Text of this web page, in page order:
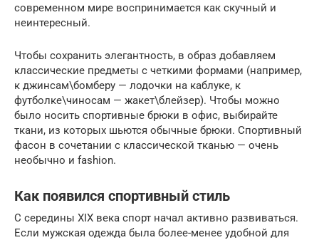
современном мире воспринимается как скучный и
неинтересный.
Чтобы сохранить элегантность, в образ добавляем
классические предметы с четкими формами (например,
к джинсам\бомберу — лодочки на каблуке, к
футболке\чиносам — жакет\блейзер). Чтобы можно
было носить спортивные брюки в офис, выбирайте
ткани, из которых шьются обычные брюки. Спортивный
фасон в сочетании с классической тканью — очень
необычно и fashion.
Как появился спортивный стиль
С середины XIX века спорт начал активно развиваться.
Если мужская одежда была более-менее удобной для